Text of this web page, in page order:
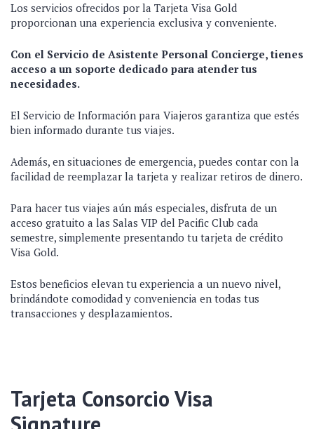
Los servicios ofrecidos por la Tarjeta Visa Gold
proporcionan una experiencia exclusiva y conveniente.
Con el Servicio de Asistente Personal Concierge, tienes
acceso a un soporte dedicado para atender tus
necesidades.
El Servicio de Información para Viajeros garantiza que estés
bien informado durante tus viajes.
Además, en situaciones de emergencia, puedes contar con la
facilidad de reemplazar la tarjeta y realizar retiros de dinero.
Para hacer tus viajes aún más especiales, disfruta de un
acceso gratuito a las Salas VIP del Pacific Club cada
semestre, simplemente presentando tu tarjeta de crédito
Visa Gold.
Estos beneficios elevan tu experiencia a un nuevo nivel,
brindándote comodidad y conveniencia en todas tus
transacciones y desplazamientos.
Tarjeta Consorcio Visa